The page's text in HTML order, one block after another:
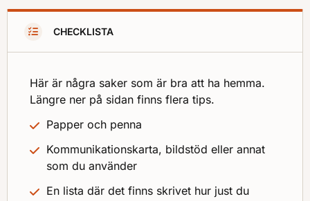
CHECKLISTA
Här är några saker som är bra att ha hemma.
Längre ner på sidan finns flera tips.
Papper och penna
Kommunikationskarta, bildstöd eller annat
som du använder
En lista där det finns skrivet hur just du